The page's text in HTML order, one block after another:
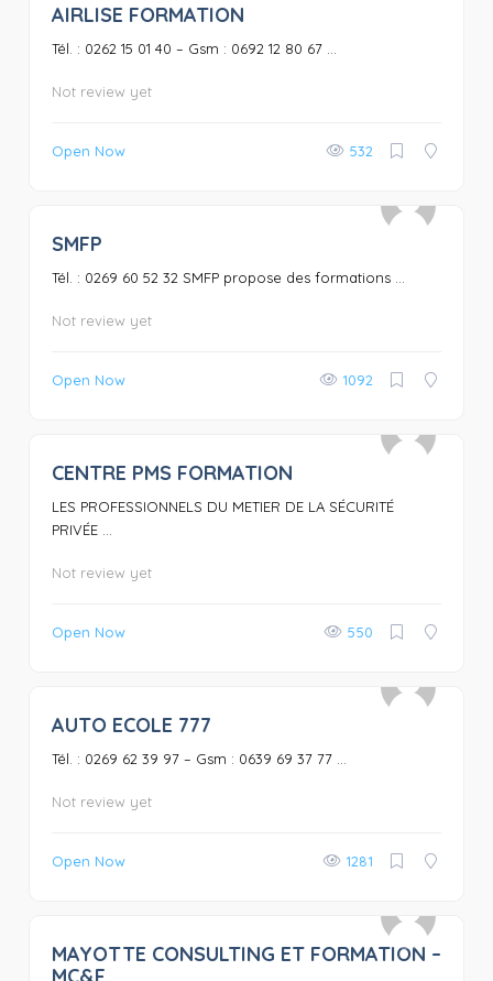
AIRLISE FORMATION
Tél. : 0262 15 01 40 – Gsm : 0692 12 80 67 ...
Not review yet
Open Now 532
SMFP
Tél. : 0269 60 52 32 SMFP propose des formations ...
Not review yet
Open Now 1092
CENTRE PMS FORMATION
LES PROFESSIONNELS DU METIER DE LA SÉCURITÉ
PRIVÉE ...
Not review yet
Open Now 550
AUTO ECOLE 777
Tél. : 0269 62 39 97 – Gsm : 0639 69 37 77 ...
Not review yet
Open Now 1281
0
MAYOTTE CONSULTING ET FORMATION –
MC&F